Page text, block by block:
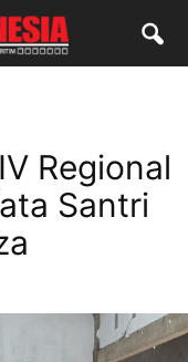
Regional
Santri